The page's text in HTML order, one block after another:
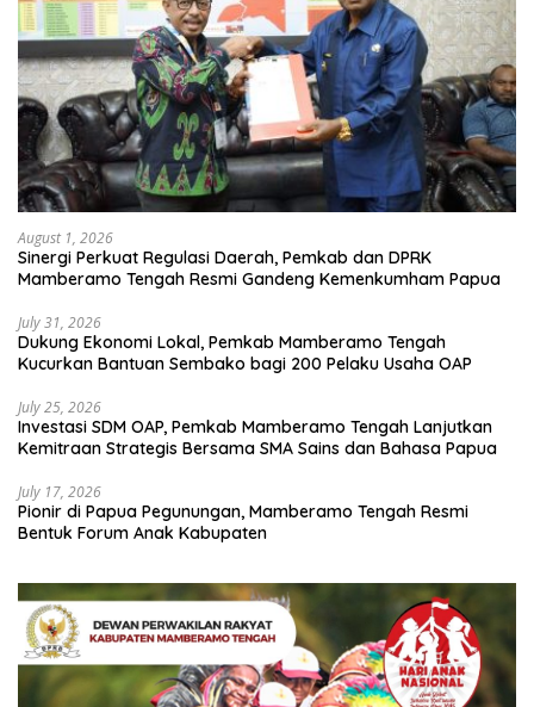
August 1, 2026
Sinergi Perkuat Regulasi Daerah, Pemkab dan DPRK
Mamberamo Tengah Resmi Gandeng Kemenkumham Papua
July 31, 2026
Dukung Ekonomi Lokal, Pemkab Mamberamo Tengah
Kucurkan Bantuan Sembako bagi 200 Pelaku Usaha OAP
July 25, 2026
Investasi SDM OAP, Pemkab Mamberamo Tengah Lanjutkan
Kemitraan Strategis Bersama SMA Sains dan Bahasa Papua
July 17, 2026
Pionir di Papua Pegunungan, Mamberamo Tengah Resmi
Bentuk Forum Anak Kabupaten